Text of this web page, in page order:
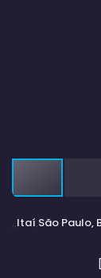
Itaí São Paulo,